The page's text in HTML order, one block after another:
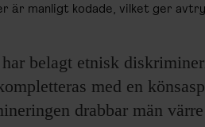
är manligt kodade, vilket ger
belagt etnisk
med en
drabbar män